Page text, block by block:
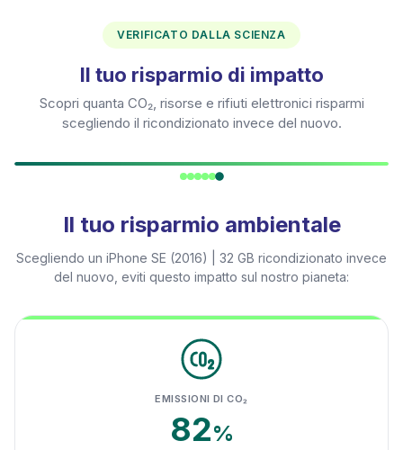
VERIFICATO DALLA SCIENZA
Il tuo risparmio di impatto
Scopri quanta CO₂, risorse e rifiuti elettronici risparmi
scegliendo il ricondizionato invece del nuovo.
Il tuo risparmio ambientale
Scegliendo un iPhone SE (2016) | 32 GB ricondizionato invece
del nuovo, eviti questo impatto sul nostro pianeta:
EMISSIONI DI CO₂
82%